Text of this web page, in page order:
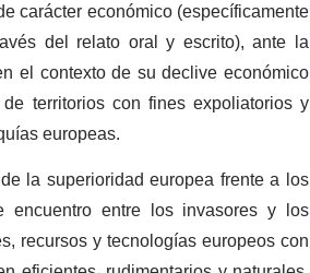
carácter económico (específicamente
del relato oral y escrito), ante la
el contexto de su declive económico
territorios con fines expoliatorios y
europeas.
la superioridad europea frente a los
encuentro entre los invasores y los
recursos y tecnologías europeos con